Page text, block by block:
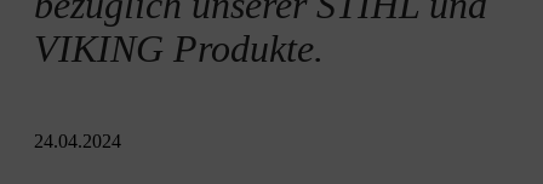
VIKING Produkte.
24.04.2024